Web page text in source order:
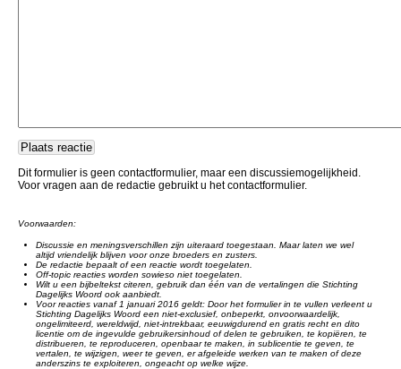
Dit formulier is geen contactformulier, maar een discussiemogelijkheid.
Voor vragen aan de redactie gebruikt u het contactformulier.
Voorwaarden:
Discussie en meningsverschillen zijn uiteraard toegestaan. Maar laten we wel
altijd vriendelijk blijven voor onze broeders en zusters.
De redactie bepaalt of een reactie wordt toegelaten.
Off-topic reacties worden sowieso niet toegelaten.
Wilt u een bijbeltekst citeren, gebruik dan één van de vertalingen die Stichting
Dagelijks Woord ook aanbiedt.
Voor reacties vanaf 1 januari 2016 geldt: Door het formulier in te vullen verleent u
Stichting Dagelijks Woord een niet-exclusief, onbeperkt, onvoorwaardelijk,
ongelimiteerd, wereldwijd, niet-intrekbaar, eeuwigdurend en gratis recht en dito
licentie om de ingevulde gebruikersinhoud of delen te gebruiken, te kopiëren, te
distribueren, te reproduceren, openbaar te maken, in sublicentie te geven, te
vertalen, te wijzigen, weer te geven, er afgeleide werken van te maken of deze
anderszins te exploiteren, ongeacht op welke wijze.